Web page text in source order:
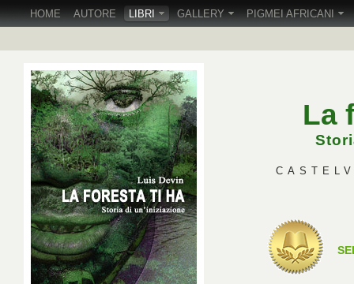
La
HOME AUTORE LIBRI GALLERY PIGMEI AFRICANI